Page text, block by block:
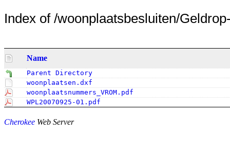
Index of /woonplaatsbesluiten/
Name
Parent Directory
woonplaatsen.dxf
woonplaatsnummers_VROM.pdf
WPL20070925-01.pdf
Cherokee Web Server